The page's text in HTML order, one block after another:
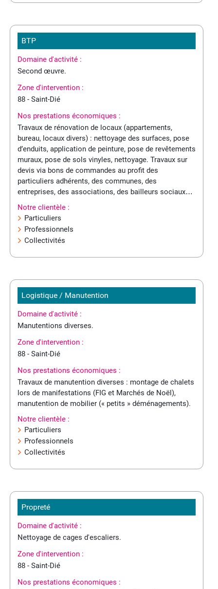
BTP
Domaine d'activité :
Second œuvre.
Zone d'intervention :
88 - Saint-Dié
Nos prestations économiques :
Travaux de rénovation de locaux (appartements,
bureau, locaux divers) : nettoyage des surfaces, pose
d’enduits, application de peinture, pose de revêtements
muraux, pose de sols vinyles, nettoyage. Travaux sur
devis via bons de commandes au profit des
particuliers adhérents, des communes, des
entreprises, des associations, des bailleurs sociaux…
Notre clientèle :
Particuliers
Professionnels
Collectivités
Logistique / Manutention
Domaine d'activité :
Manutentions diverses.
Zone d'intervention :
88 - Saint-Dié
Nos prestations économiques :
Travaux de manutention diverses : montage de chalets
lors de manifestations (FIG et Marchés de Noël),
manutention de mobilier (« petits » déménagements).
Notre clientèle :
Particuliers
Professionnels
Collectivités
Propreté
Domaine d'activité :
Nettoyage de cages d'escaliers.
Zone d'intervention :
88 - Saint-Dié
Nos prestations économiques :